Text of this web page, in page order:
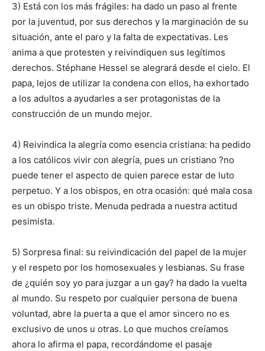
3) Está con los más frágiles: ha dado un paso al frente
por la juventud, por sus derechos y la marginación de su
situación, ante el paro y la falta de expectativas. Les
anima a que protesten y reivindiquen sus legítimos
derechos. Stéphane Hessel se alegrará desde el cielo. El
papa, lejos de utilizar la condena con ellos, ha exhortado
a los adultos a ayudarles a ser protagonistas de la
construcción de un mundo mejor.
4) Reivindica la alegría como esencia cristiana: ha pedido
a los católicos vivir con alegría, pues un cristiano ?no
puede tener el aspecto de quien parece estar de luto
perpetuo. Y a los obispos, en otra ocasión: qué mala cosa
es un obispo triste. Menuda pedrada a nuestra actitud
pesimista.
5) Sorpresa final: su reivindicación del papel de la mujer
y el respeto por los homosexuales y lesbianas. Su frase
de ¿quién soy yo para juzgar a un gay? ha dado la vuelta
al mundo. Su respeto por cualquier persona de buena
voluntad, abre la puerta a que el amor sincero no es
exclusivo de unos u otras. Lo que muchos creíamos
ahora lo afirma el papa, recordándome el pasaje